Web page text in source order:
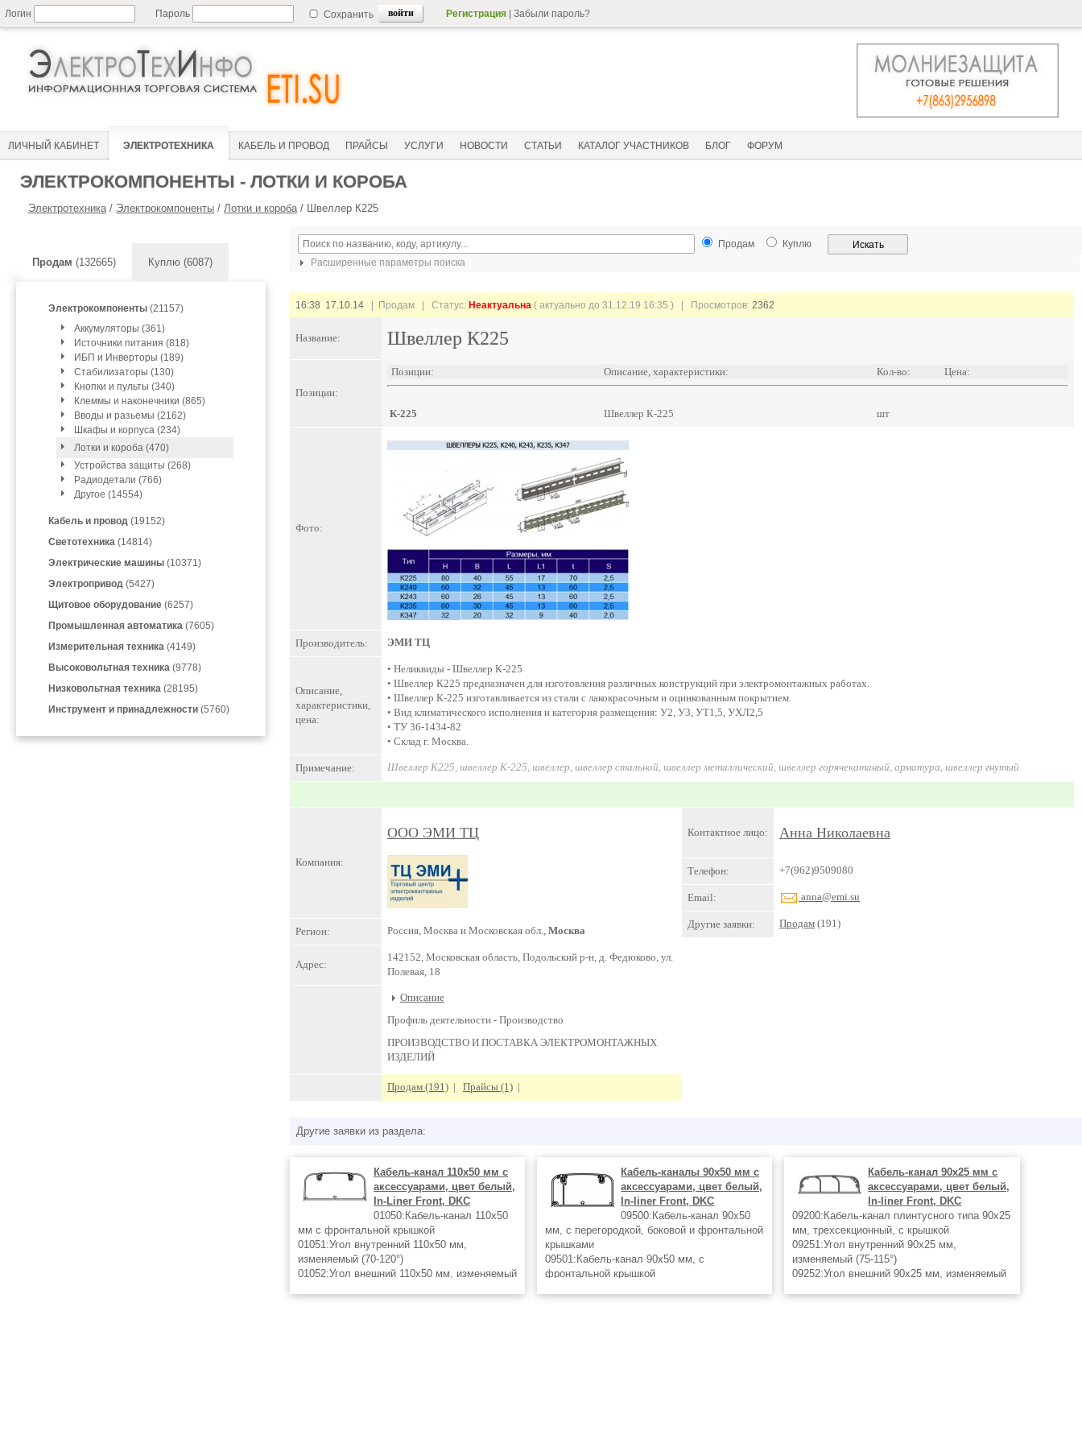
Логин Пароль Сохранить Регистрация Забыли пароль?
ЛИЧНЫЙ КАБИНЕТ ЭЛЕКТРОТЕХНИКА КАБЕЛЬ И ПРОВОД ПРАЙСЫ УСЛУГИ НОВОСТИ СТАТЬИ КАТАЛОГ УЧАСТНИКОВ БЛОГ ФОРУМ
ЭЛЕКТРОКОМПОНЕНТЫ - ЛОТКИ И КОРОБА
Электротехника/ Электрокомпоненты / Лотки и короба/ Швеллер К225
Продам (132665) Куплю (6087)
Электрокомпоненты (21157)
Аккумуляторы (361)
Источники питания (818)
ИБП и Инверторы (189)
Стабилизаторы (130)
Кнопки и пульты (340)
Клеммы и наконечники (865)
Вводы и разьемы (2162)
Шкафы и корпуса (234)
Лотки и короба (470)
Устройства защиты (268)
Радиодетали (766)
Другое (14554)
Кабель и провод (19152)
Светотехника (14814)
Электрические машины (10371)
Электропривод (5427)
Щитовое оборудование (6257)
Промышленная автоматика (7605)
Измерительная техника (4149)
Высоковольтная техника (9778)
Низковольтная техника (28195)
Инструмент и принадлежности (5760)
Продам
Куплю
Расширенные параметры поиска
16:38 17.10.14 | Продам | Статус: Неактуальна ( актуально до 31.12.19 16:35 ) | Просмотров: 2362
Название: Швеллер К225
Позиции:
Позиции: Описание, характеристики: Кол-во: Цена:
К-225 Швеллер К-225 шт
Фото:
Производитель: ЭМИ ТЦ
Описание,
характеристики,
цена:
• Неликвиды - Швеллер К-225
• Швеллер К225 предназначен для изготовления различных конструкций при электромонтажных работах.
• Швеллер К-225 изготавливается из стали с лакокрасочным и оцинкованным покрытием.
• Вид климатического исполнения и категория размещения: У2, У3, УТ1,5, УХЛ2,5
• ТУ 36-1434-82
• Склад г. Москва.
Примечание: Швеллер К225, швеллер К-225, швеллер, швеллер стальной, швеллер металлический, швеллер горячекатаный, арматура, швеллер гнутый
Компания:
ООО ЭМИ ТЦ
Регион: Россия, Москва и Московская обл., Москва
Адрес:
142152, Московская область, Подольский р-н, д. Федюково, ул.
Полевая, 18
Описание
Профиль деятельности - Производство
ПРОИЗВОДСТВО И ПОСТАВКА ЭЛЕКТРОМОНТАЖНЫХ
ИЗДЕЛИЙ
Продам (191) | Прайсы (1) |
Контактное лицо: Анна Николаевна
Телефон: +7(962)9509080
Email: anna@emi.su
Другие заявки: Продам (191)
Другие заявки из раздела:
Кабель-канал 110х50 мм с
аксессуарами, цвет белый,
In-Liner Front, DKC
01050:Кабель-канал 110х50
мм с фронтальной крышкой
01051:Угол внутренний 110х50 мм,
изменяемый (70-120°)
01052:Угол внешний 110х50 мм, изменяемый
Кабель-каналы 90х50 мм с
аксессуарами, цвет белый,
In-liner Front, DKC
09500:Кабель-канал 90х50
мм, с перегородкой, боковой и фронтальной
крышками
09501:Кабель-канал 90х50 мм, с
фронтальной крышкой
Кабель-канал 90х25 мм с
аксессуарами, цвет белый,
In-liner Front, DKC
09200:Кабель-канал плинтусного типа 90х25
мм, трехсекционный, с крышкой
09251:Угол внутренний 90х25 мм,
изменяемый (75-115°)
09252:Угол внешний 90х25 мм, изменяемый